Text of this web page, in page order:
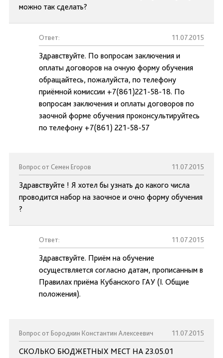
можно так сделать?
Ответ: 11.07.2015
Здравствуйте. По вопросам заключения и
оплаты договоров на очную форму обучения
обращайтесь, пожалуйста, по телефону
приёмной комиссии +7(861)221-58-18. По
вопросам заключения и оплаты договоров по
заочной форме обучения проконсультируйтесь
по телефону +7(861) 221-58-57
Вопрос от Семен Егоров 11.07.2015
Здравствуйте ! Я хотел бы узнать до какого числа
проводится набор на заочное и очно форму обучения
?
Ответ: 11.07.2015
Здравствуйте. Приём на обучение
осуществляется согласно датам, прописанным в
Правилах приёма Кубанского ГАУ (I. Общие
положения).
Вопрос от Бородкин Константин Алексеевич 11.07.2015
СКОЛЬКО БЮДЖЕТНЫХ МЕСТ НА 23.05.01